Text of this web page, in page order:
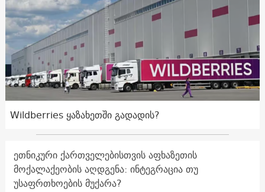
Wildberries ყაზახეთში გადადის?
ეთნიკური ქართველებისთვის აფხაზეთის
მოქალაქეობის აღდგენა: ინტეგრაცია თუ
უსაფრთხოების მუქარა?